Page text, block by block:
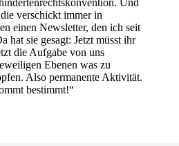
verschickt immer in
einen Newsletter, den ich seit
hat sie gesagt: Jetzt müsst ihr
die Aufgabe von uns
Ebenen was zu
Also permanente Aktivität.
bestimmt!“